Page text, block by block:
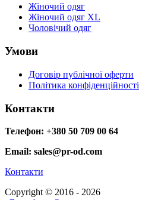
Жіночий одяг
Жіночий одяг XL
Чоловічий одяг
Умови
Договір публічної оферти
Політика конфіденційності
Контакти
Телефон: +380 50 709 00 64
Email: sales@pr-od.com
Контакти
Copyright © 2016 - 2026